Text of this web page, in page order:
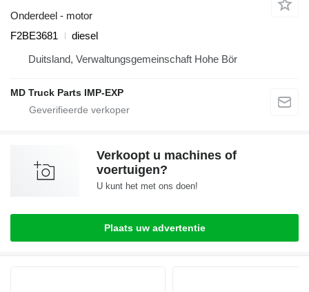
Onderdeel - motor
F2BE3681
diesel
Duitsland, Verwaltungsgemeinschaft Hohe Bör
MD Truck Parts IMP-EXP
Verkoopt u machines of
voertuigen?
U kunt het met ons doen!
Plaats uw advertentie